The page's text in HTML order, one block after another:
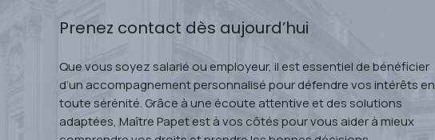
Prenez contact dès aujourd’hui
Que vous soyez salarié ou employeur, il est essentiel de bénéficier
d’un accompagnement personnalisé pour défendre vos intérêts en
toute sérénité. Grâce à une écoute attentive et des solutions
adaptées, Maître Papet est à vos côtés pour vous aider à mieux